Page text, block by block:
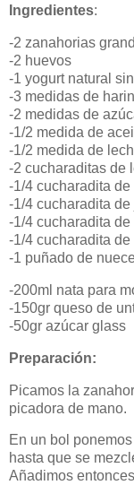
Ingredientes:
-2 zanahorias
-2 huevos
-1 yogurt natural
-3 medidas de
-2 medidas de
-1/2 medida de
-1/2 medida de
-2 cucharaditas de
-1/4 cucharadita de
-1/4 cucharadita
-1/4 cucharadita
-1/4 cucharadita
-1 puñado de
-200ml nata para
-150gr queso de
-50gr azúcar glass
Preparación:
Picamos la
picadora de mano.
En un bol
hasta que se
Añadimos